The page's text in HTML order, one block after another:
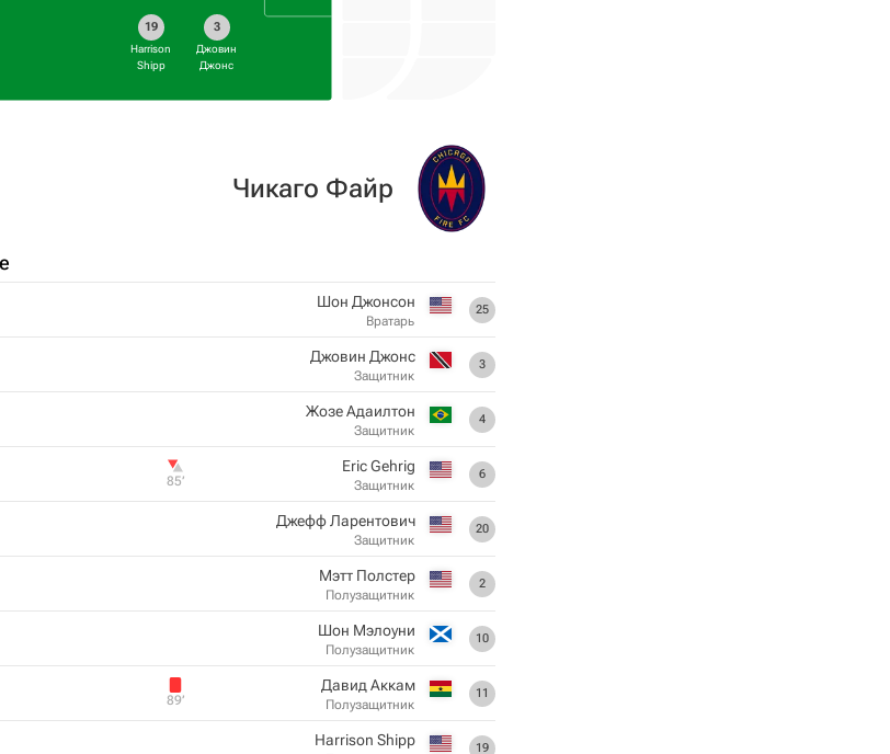
3
Джовин
Джонс
19
Harrison
Shipp
Чикаго Файр
25
Шон Джонсон
Вратарь
3
Джовин Джонс
Защитник
4
Жозе Адаилтон
Защитник
6
Eric Gehrig
Защитник
85‎’‎
20
Джефф Ларентович
Защитник
2
Мэтт Полстер
Полузащитник
10
Шон Мэлоуни
Полузащитник
11
Давид Аккам
Полузащитник
89‎’‎
19
Harrison Shipp